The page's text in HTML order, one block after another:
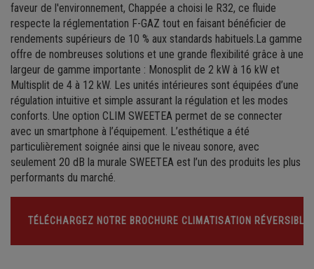
faveur de l'environnement, Chappée a choisi le R32, ce fluide
respecte la réglementation F-GAZ tout en faisant bénéficier de
rendements supérieurs de 10 % aux standards habituels.La gamme
offre de nombreuses solutions et une grande flexibilité grâce à une
largeur de gamme importante : Monosplit de 2 kW à 16 kW et
Multisplit de 4 à 12 kW. Les unités intérieures sont équipées d’une
régulation intuitive et simple assurant la régulation et les modes
conforts. Une option CLIM SWEETEA permet de se connecter
avec un smartphone à l’équipement. L’esthétique a été
particulièrement soignée ainsi que le niveau sonore, avec
seulement 20 dB la murale SWEETEA est l’un des produits les plus
performants du marché.
TÉLÉCHARGEZ NOTRE BROCHURE CLIMATISATION RÉVERSIBLE